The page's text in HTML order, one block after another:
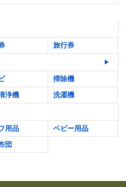
旅行券
掃除機
浄機 洗濯機
用品
ベビー用品
団